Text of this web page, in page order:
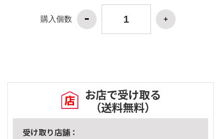
購入個数
お店で受け取る
（送料無料）
受け取り店舗：